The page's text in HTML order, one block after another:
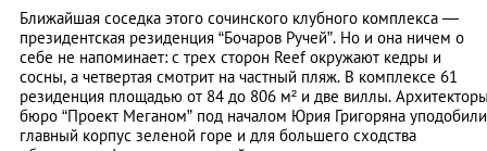
Ближайшая соседка этого сочинского клубного комплекса —
президентская резиденция “Бочаров Ручей”. Но и она ничем о
себе не напоминает: с трех сторон Reef окружают кедры и
сосны, а четвертая смотрит на частный пляж. В комплексе 61
резиденция площадью от 84 до 806 м² и две виллы.
бюро “Проект Меганом” под началом Юрия Григоряна уподобили
главный корпус зеленой горе и для большего сходства